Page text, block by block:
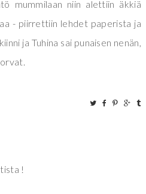
mummilaan niin alettiin äkkiä
- piirrettiin lehdet paperista ja
ja Tuhina sai punaisen nenän,
!